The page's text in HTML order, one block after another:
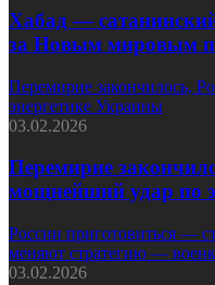
Хабад —
за Новым мировым
Перемирие закончилось,
энергетике Украины
03.02.2026
Перемирие
мощнейший удар по
России приготовиться —
меняют стратегию —
03.02.2026